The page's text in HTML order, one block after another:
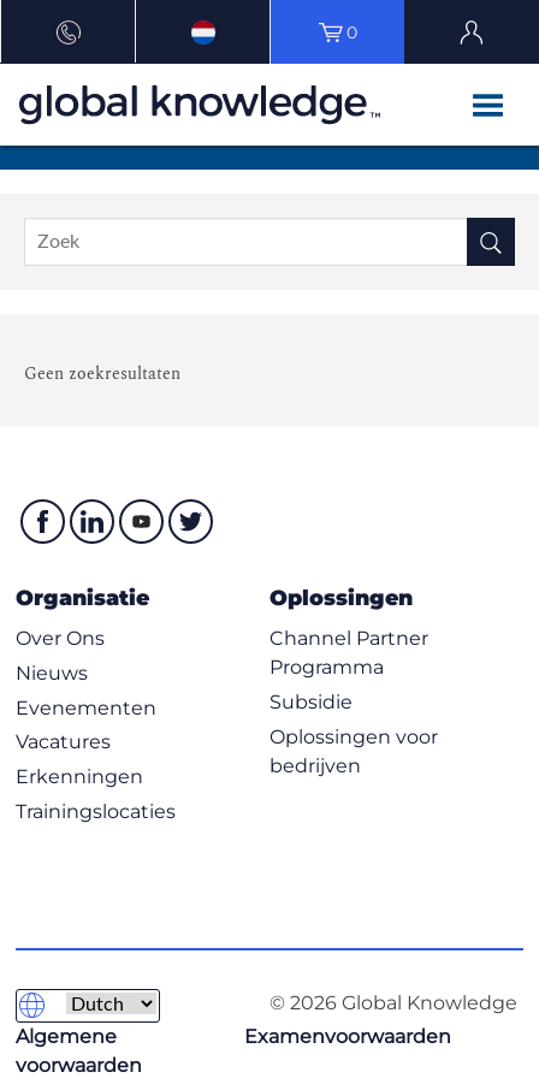
0
Geen zoekresultaten
Organisatie
Over Ons
Nieuws
Evenementen
Vacatures
Erkenningen
Trainingslocaties
Oplossingen
Channel Partner
Programma
Subsidie
Oplossingen voor
bedrijven
© 2026 Global Knowledge
Algemene
voorwaarden
Examenvoorwaarden